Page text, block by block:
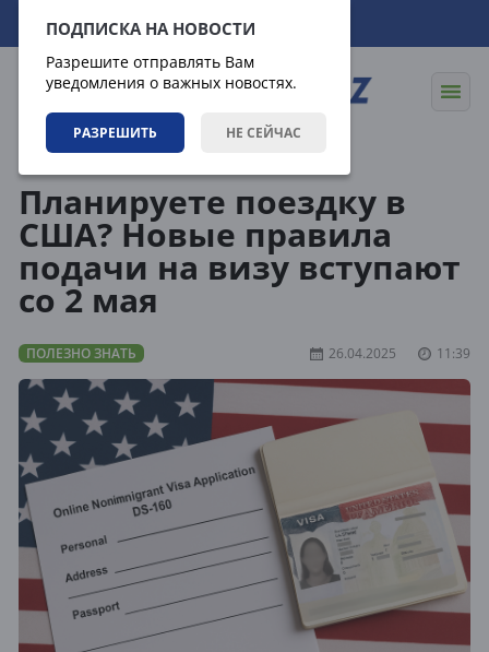
ПОДПИСКА НА НОВОСТИ
Разрешите отправлять Вам
уведомления о важных новостях.
РАЗРЕШИТЬ НЕ СЕЙЧАС
07.08.2026 16:23:07
Планируете поездку в
США? Новые правила
подачи на визу вступают
со 2 мая
ПОЛЕЗНО ЗНАТЬ 26.04.2025 11:39